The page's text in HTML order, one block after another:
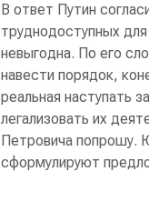
В ответ Путин
труднодоступных
невыгодна. По его
навести порядок,
реальная наступать
легализовать их
Петровича попрошу.
сформулируют